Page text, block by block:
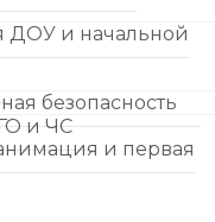
ДОУ и начальной
безопасность
и ЧС
и первая